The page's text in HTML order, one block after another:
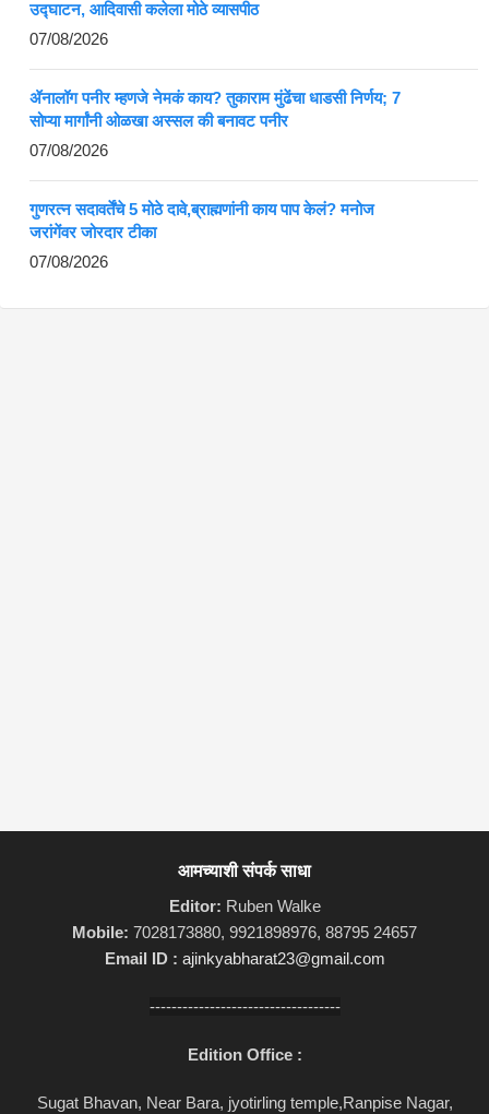
उद्घाटन, आदिवासी कलेला मोठे व्यासपीठ
07/08/2026
ॲनालॉग पनीर म्हणजे नेमकं काय? तुकाराम मुंढेंचा धाडसी निर्णय; 7
सोप्या मार्गांनी ओळखा अस्सल की बनावट पनीर
07/08/2026
गुणरत्न सदावर्तेंचे 5 मोठे दावे,ब्राह्मणांनी काय पाप केलं? मनोज
जरांगेंवर जोरदार टीका
07/08/2026
आमच्याशी संपर्क साधा
Editor: Ruben Walke
Mobile: 7028173880, 9921898976, 88795 24657
Email ID : ajinkyabharat23@gmail.com
-----------------------------------
Edition Office :
Sugat Bhavan, Near Bara, jyotirling temple,Ranpise Nagar,